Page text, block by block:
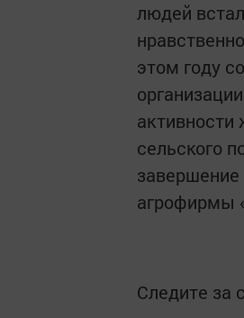
людей
этом году
активности
сельского
агрофирмы
Следите